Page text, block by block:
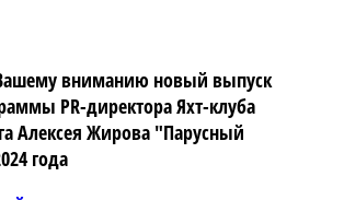
вниманию новый выпуск
PR-директора Яхт-клуба
Алексея Жирова "Парусный
года